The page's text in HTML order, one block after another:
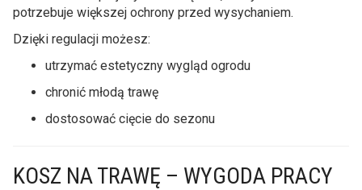
potrzebuje większej ochrony przed wysychaniem.
Dzięki regulacji możesz:
utrzymać estetyczny wygląd ogrodu
chronić młodą trawę
dostosować cięcie do sezonu
KOSZ NA TRAWĘ – WYGODA PRACY